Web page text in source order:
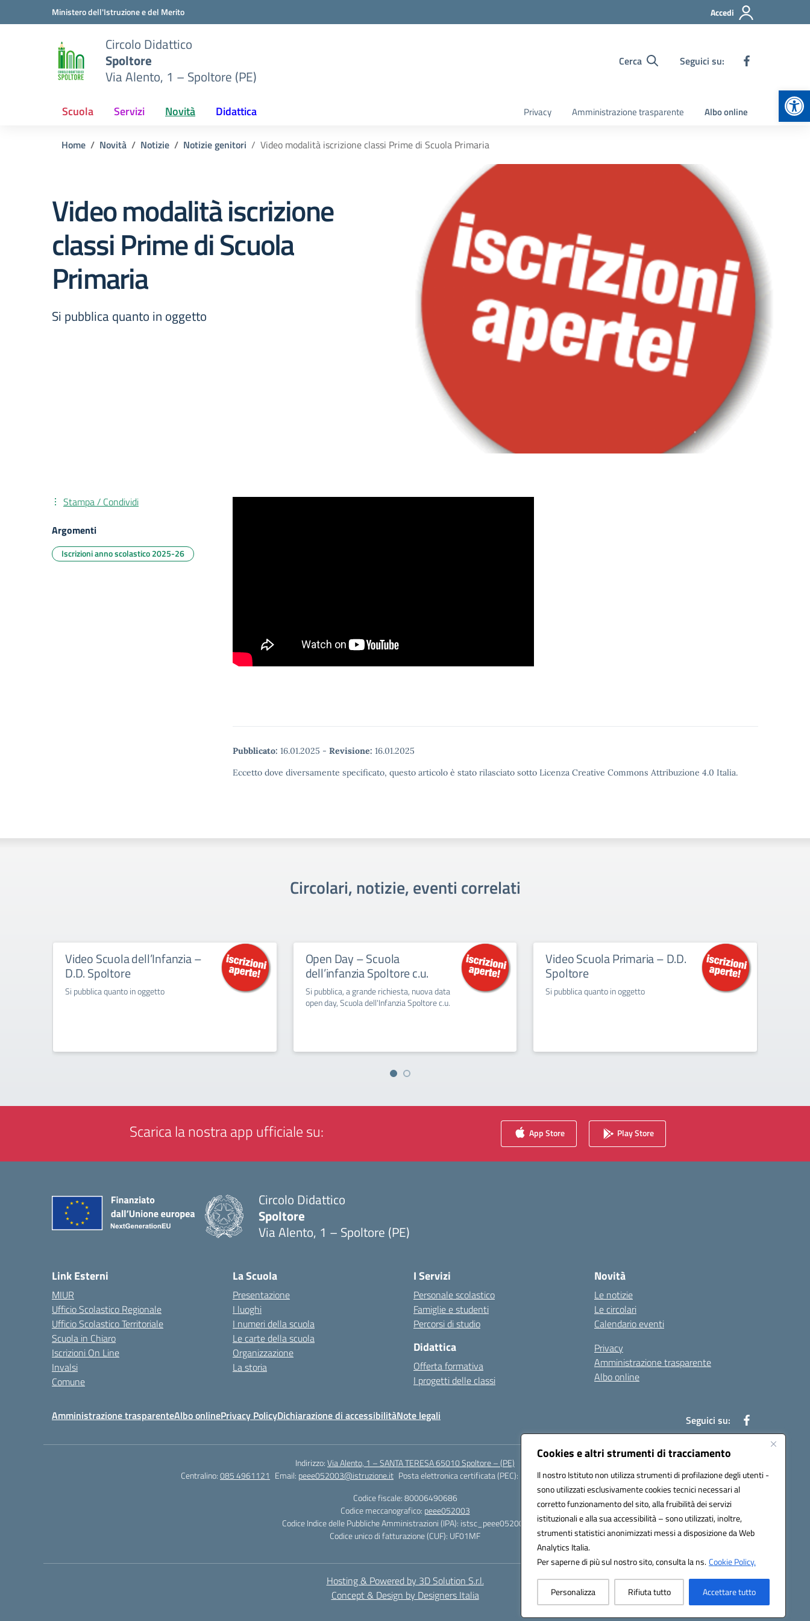
Cookies e altri strumenti di tracciamento
Il nostro Istituto non utilizza strumenti di profilazione degli utenti -
sono utilizzati esclusivamente cookies tecnici necessari al
corretto funzionamento del sito, alla fruibilità dei servizi
istituzionali e alla sua accessibilità – sono utilizzati, inoltre,
strumenti statistici anonimizzati messi a disposizione da Web
Analytics Italia.
Per saperne di più sul nostro sito, consulta la ns.Cookie Policy.
Personalizza Rifiuta tutto Accettare tutto
Vai ai contenuti
Vai al menu di navigazioneMinistero dell'Istruzione e del Merito Accedi
Circolo Didattico
Spoltore
Via Alento, 1 – Spoltore (PE)
Cerca Seguici su:
Scuola Servizi Novità Didattica Privacy Amministrazione trasparente Albo online
Home Novità Notizie Notizie genitori Video modalità iscrizione classi Prime di Scuola Primaria
Video modalità iscrizione
classi Prime di Scuola
Primaria
Si pubblica quanto in oggetto
Pubblicato: 16.01.2025 - Revisione: 16.01.2025
Eccetto dove diversamente specificato, questo articolo è stato rilasciato sotto Licenza Creative Commons Attribuzione 4.0 Italia.
Stampa / Condividi
Argomenti
Iscrizioni anno scolastico 2025-26
Circolari, notizie, eventi correlati
Video Scuola dell’Infanzia –
D.D. Spoltore
Si pubblica quanto in oggetto
Open Day – Scuola
dell’infanzia Spoltore c.u.
Si pubblica, a grande richiesta, nuova data
open day, Scuola dell'Infanzia Spoltore c.u.
Video Scuola Primaria – D.D.
Spoltore
Si pubblica quanto in oggetto
Scarica la nostra app ufficiale su: App Store Play Store
Circolo Didattico
Spoltore
Via Alento, 1 – Spoltore (PE)
Link Esterni
MIUR
Ufficio Scolastico Regionale
Ufficio Scolastico Territoriale
Scuola in Chiaro
Iscrizioni On Line
Invalsi
Comune
La Scuola
Presentazione
I luoghi
I numeri della scuola
Le carte della scuola
Organizzazione
La storia
I Servizi
Personale scolastico
Famiglie e studenti
Percorsi di studio
Didattica
Offerta formativa
I progetti delle classi
Novità
Le notizie
Le circolari
Calendario eventi
Privacy
Amministrazione trasparente
Albo online
Amministrazione trasparenteAlbo onlinePrivacy PolicyDichiarazione di accessibilitàNote legali Seguici su:
Indirizzo:Via Alento, 1 – SANTA TERESA 65010 Spoltore – (PE)
Centralino:085 4961121 Email: peee052003@istruzione.it Posta elettronica certificata (PEC):
peee052003@pec.istruzione.it
Codice fiscale: 80006490686
Codice meccanografico: peee052003
Codice Indice delle Pubbliche Amministrazioni (IPA): istsc_peee052003
Codice unico di fatturazione (CUF): UF01MF
Hosting & Powered by 3D Solution S.r.l.
Concept & Design by Designers Italia